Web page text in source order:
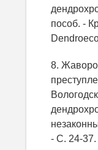
пособ. -
8.
- С. 24-37.